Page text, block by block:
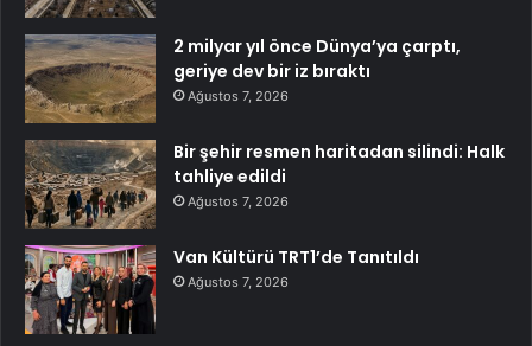
2 milyar yıl önce Dünya’ya çarptı,
geriye dev bir iz bıraktı
Ağustos 7, 2026
Bir şehir resmen haritadan silindi: Halk
tahliye edildi
Ağustos 7, 2026
Van Kültürü TRT1’de Tanıtıldı
Ağustos 7, 2026